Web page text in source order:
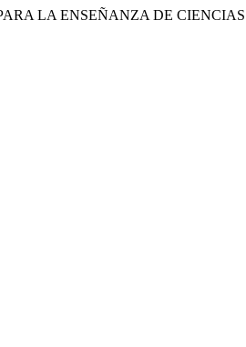
LA ENSEÑANZA DE